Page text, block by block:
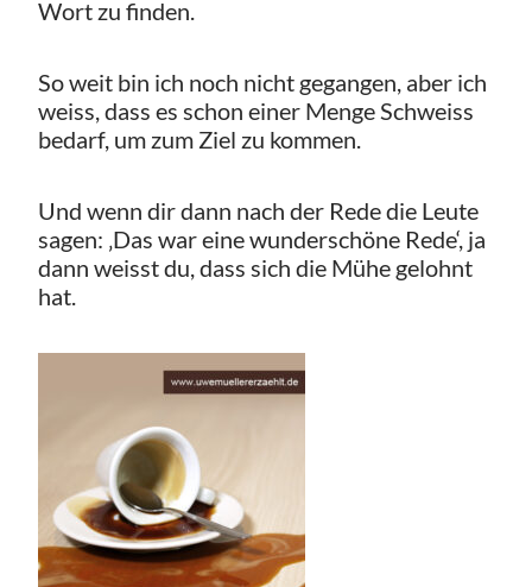
Wort zu finden.
So weit bin ich noch nicht gegangen, aber ich
weiss, dass es schon einer Menge Schweiss
bedarf, um zum Ziel zu kommen.
Und wenn dir dann nach der Rede die Leute
sagen: ‚Das war eine wunderschöne Rede‘, ja
dann weisst du, dass sich die Mühe gelohnt
hat.